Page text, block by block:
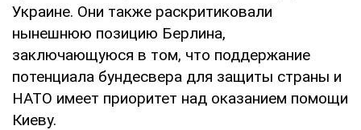
Украине. Они также раскритиковали
нынешнюю позицию Берлина,
заключающуюся в том, что поддержание
потенциала бундесвера для защиты страны и
НАТО имеет приоритет над оказанием помощи
Киеву.